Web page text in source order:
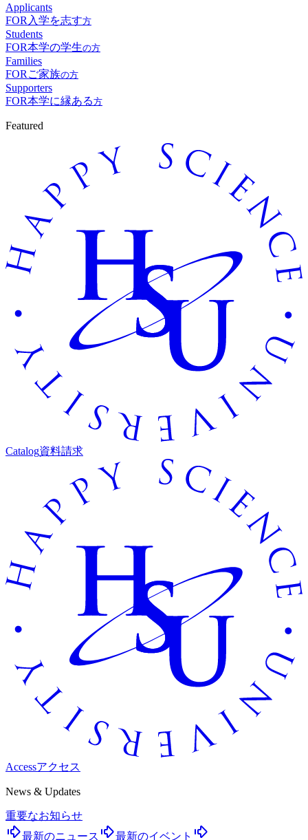
Applicants
FOR 入学を志す方
Students
FOR本学の学生の方
Families
FOR ご家族の方
Supporters
FOR本学に縁ある方
Featured
Catalog資料請求
Accessアクセス
News & Updates
重要なお知らせ
最新のニュース
最新のイベント